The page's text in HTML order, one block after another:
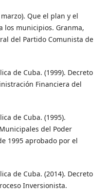
Que el plan y el
los municipios. Granma,
del Partido Comunista de
de Cuba. (1999). Decreto
Financiera del
de Cuba. (1995).
del Poder
1995 aprobado por el
de Cuba. (2014). Decreto
Inversionista.